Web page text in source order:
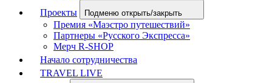
Проекты
Подменю открыть/закрыть
Премия «Маэстро путешествий»
Партнеры «Русского Экспресса»
Мерч R-SHOP
Начало сотрудничества
TRAVEL LIVE